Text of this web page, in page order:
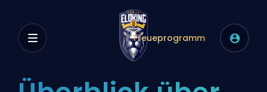
Treueprogramm